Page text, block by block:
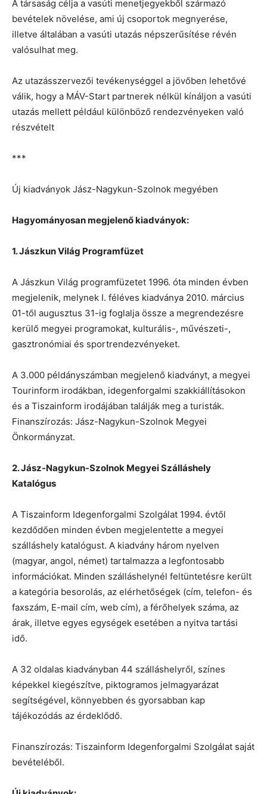
A társaság célja a vasúti menetjegyekből származó
bevételek növelése, ami új csoportok megnyerése,
illetve általában a vasúti utazás népszerűsítése révén
valósulhat meg.
Az utazásszervezői tevékenységgel a jövőben lehetővé
válik, hogy a MÁV-Start partnerek nélkül kínáljon a vasúti
utazás mellett például különböző rendezvényeken való
részvételt
***
Új kiadványok Jász-Nagykun-Szolnok megyében
Hagyományosan megjelenő kiadványok:
1. Jászkun Világ Programfüzet
A Jászkun Világ programfüzetet 1996. óta minden évben
megjelenik, melynek I. féléves kiadványa 2010. március
01-től augusztus 31-ig foglalja össze a megrendezésre
kerülő megyei programokat, kulturális-, művészeti-,
gasztronómiai és sportrendezvényeket.
A 3.000 példányszámban megjelenő kiadványt, a megyei
Tourinform irodákban, idegenforgalmi szakkiállításokon
és a Tiszainform irodájában találják meg a turisták.
Finanszírozás: Jász-Nagykun-Szolnok Megyei
Önkormányzat.
2. Jász-Nagykun-Szolnok Megyei Szálláshely
Katalógus
A Tiszainform Idegenforgalmi Szolgálat 1994. évtől
kezdődően minden évben megjelentette a megyei
szálláshely katalógust. A kiadvány három nyelven
(magyar, angol, német) tartalmazza a legfontosabb
információkat. Minden szálláshelynél feltüntetésre került
a kategória besorolás, az elérhetőségek (cím, telefon- és
faxszám, E-mail cím, web cím), a férőhelyek száma, az
árak, illetve egyes egységek esetében a nyitva tartási
idő.
A 32 oldalas kiadványban 44 szálláshelyről, színes
képekkel kiegészítve, piktogramos jelmagyarázat
segítségével, könnyebben és gyorsabban kap
tájékozódás az érdeklődő.
Finanszírozás: Tiszainform Idegenforgalmi Szolgálat saját
bevételéből.